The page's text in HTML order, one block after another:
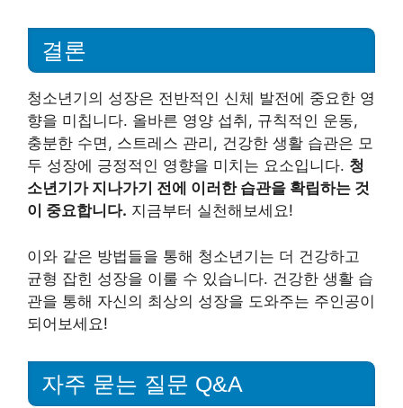
결론
청소년기의 성장은 전반적인 신체 발전에 중요한 영
향을 미칩니다. 올바른 영양 섭취, 규칙적인 운동,
충분한 수면, 스트레스 관리, 건강한 생활 습관은 모
두 성장에 긍정적인 영향을 미치는 요소입니다. 청
소년기가 지나가기 전에 이러한 습관을 확립하는 것
이 중요합니다. 지금부터 실천해보세요!
이와 같은 방법들을 통해 청소년기는 더 건강하고
균형 잡힌 성장을 이룰 수 있습니다. 건강한 생활 습
관을 통해 자신의 최상의 성장을 도와주는 주인공이
되어보세요!
자주 묻는 질문 Q&A